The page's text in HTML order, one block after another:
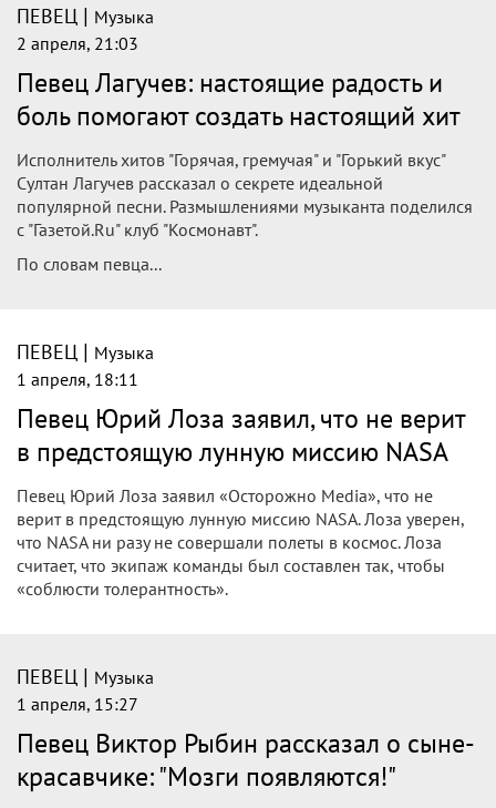
ПЕВЕЦ | Музыка
2 апреля, 21:03
Певец Лагучев: настоящие радость и
боль помогают создать настоящий хит
Исполнитель хитов "Горячая, гремучая" и "Горький вкус"
Султан Лагучев рассказал о секрете идеальной
популярной песни. Размышлениями музыканта поделился
с "Газетой.Ru" клуб "Космонавт".
По словам певца...
ПЕВЕЦ | Музыка
1 апреля, 18:11
Певец Юрий Лоза заявил, что не верит
в предстоящую лунную миссию NASA
Певец Юрий Лоза заявил «Осторожно Media», что не
верит в предстоящую лунную миссию NASA. Лоза уверен,
что NASA ни разу не совершали полеты в космос. Лоза
считает, что экипаж команды был составлен так, чтобы
«соблюсти толерантность».
ПЕВЕЦ | Музыка
1 апреля, 15:27
Певец Виктор Рыбин рассказал о сыне-
красавчике: "Мозги появляются!"